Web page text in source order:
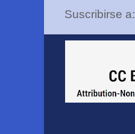
Suscribirse a: